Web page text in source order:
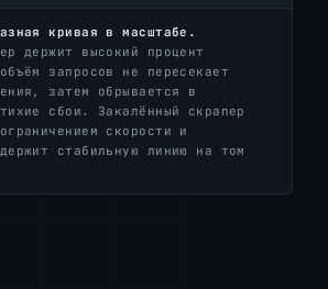
кривая в масштабе.
держит высокий процент
запросов не пересекает
затем обрывается в
сбои. Закалённый скрапер
скорости и
стабильную линию на том